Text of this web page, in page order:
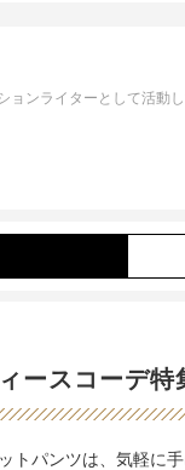
ョンライターとして活動
ースコーデ特
トパンツは、気軽に